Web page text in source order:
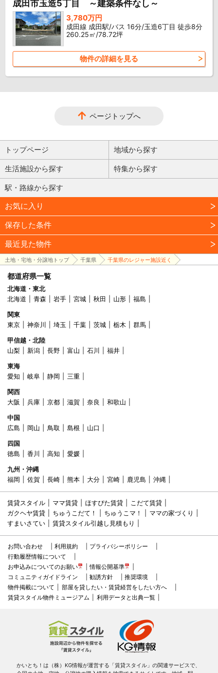
成田市玉造5丁目 ～建築条件なし～
3,780万円
成田線 成田駅/バス 16分/玉造6丁目 徒歩8分
260.25㎡/78.72坪
物件の詳細を見る
ページトップへ
トップページ 地域から探す
生活施設から探す 特集から探す
駅・路線から探す
お気に入り
保存した条件
最近見た物件
土地・宅地・分譲地トップ 千葉県 千葉県のレジャー施設近く
都道府県一覧
北海道・東北
北海道
青森 岩手 宮城 秋田 山形
福島
関東
東京
神奈川 埼玉 千葉 茨城 栃木
群馬
甲信越・北陸
山梨
新潟 長野 富山 石川
福井
東海
愛知
岐阜 静岡
三重
関西
大阪
兵庫 京都 滋賀 奈良
和歌山
中国
広島
岡山 鳥取 島根
山口
四国
徳島
香川 高知
愛媛
九州・沖縄
福岡
佐賀 長崎 熊本 大分 宮崎 鹿児島 沖縄
賃貸スタイル ママ賃貸 ほすぴた賃貸
こだて賃貸
ガクヘヤ賃貸
ちゅうこだて！ ちゅうこマ！
ママの家づくり
すまいさてい
賃貸スタイル引越し見積もり
お問い合わせ 利用規約
プライバシーポリシー
行動履歴情報について
お申込みについてのお願い
情報公開基準
コミュニティガイドライン
勧誘方針
推奨環境
物件掲載について
部屋を貸したい・賃貸経営をしたい方へ
賃貸スタイル物件ミュージアム
利用データと出典一覧
かいとち！は（株）KG情報が運営する「賃貸スタイル」の関連サービスで、